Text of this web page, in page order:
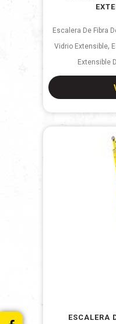
Escalera De Fibra
Vidrio Extensible,
Extensible
ESCALERA